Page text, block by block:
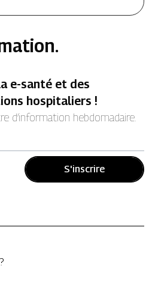
e-santé et des
hospitaliers !
d’information hebdomadaire.
S'inscrire